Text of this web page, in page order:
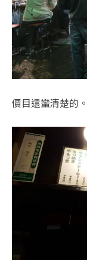
價目還蠻清楚的。